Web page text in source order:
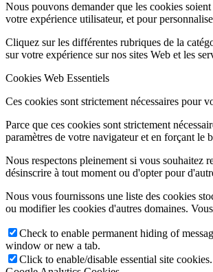
Nous pouvons demander que les cookies
votre expérience utilisateur, et pour
Cliquez sur les différentes rubriques de la
sur votre expérience sur nos sites Web et les
Cookies Web Essentiels
Ces cookies sont strictement nécessaires pour
Parce que ces cookies sont strictement
paramètres de votre navigateur et en forçant le
Nous respectons pleinement si vous souhaitez
désinscrire à tout moment ou d'opter pour
Nous vous fournissons une liste des cookies
ou modifier les cookies d'autres domaines.
Check to enable permanent hiding of
window or new a tab.
Click to enable/disable essential site cookies.